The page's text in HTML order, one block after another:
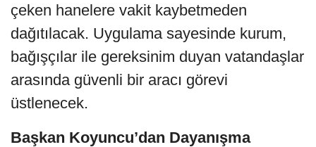
çeken hanelere vakit kaybetmeden
dağıtılacak. Uygulama sayesinde kurum,
bağışçılar ile gereksinim duyan vatandaşlar
arasında güvenli bir aracı görevi
üstlenecek.
Başkan Koyuncu’dan Dayanışma